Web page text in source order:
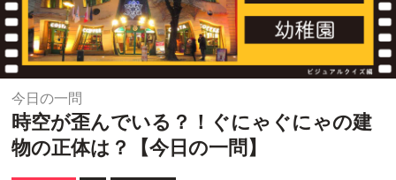
今日の一問
時空が歪んでいる？！ぐにゃぐにゃの建
物の正体は？【今日の一問】